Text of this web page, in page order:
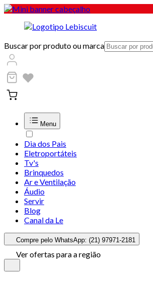
Buscar por produto ou marca
Menu
Dia dos Pais
Eletroportáteis
Tv's
Brinquedos
Ar e Ventilação
Áudio
Servir
Blog
Canal da Le
Compre pelo WhatsApp: (21) 97971-2181
Ver ofertas para a região